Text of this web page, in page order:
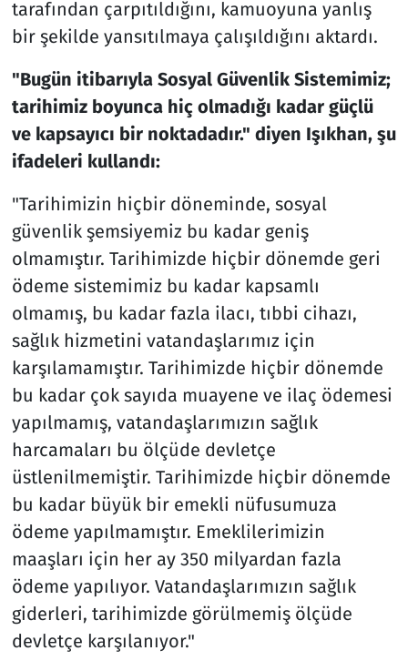
tarafından çarpıtıldığını, kamuoyuna yanlış
bir şekilde yansıtılmaya çalışıldığını aktardı.
"Bugün itibarıyla Sosyal Güvenlik Sistemimiz;
tarihimiz boyunca hiç olmadığı kadar güçlü
ve kapsayıcı bir noktadadır." diyen Işıkhan, şu
ifadeleri kullandı:
"Tarihimizin hiçbir döneminde, sosyal
güvenlik şemsiyemiz bu kadar geniş
olmamıştır. Tarihimizde hiçbir dönemde geri
ödeme sistemimiz bu kadar kapsamlı
olmamış, bu kadar fazla ilacı, tıbbi cihazı,
sağlık hizmetini vatandaşlarımız için
karşılamamıştır. Tarihimizde hiçbir dönemde
bu kadar çok sayıda muayene ve ilaç ödemesi
yapılmamış, vatandaşlarımızın sağlık
harcamaları bu ölçüde devletçe
üstlenilmemiştir. Tarihimizde hiçbir dönemde
bu kadar büyük bir emekli nüfusumuza
ödeme yapılmamıştır. Emeklilerimizin
maaşları için her ay 350 milyardan fazla
ödeme yapılıyor. Vatandaşlarımızın sağlık
giderleri, tarihimizde görülmemiş ölçüde
devletçe karşılanıyor."